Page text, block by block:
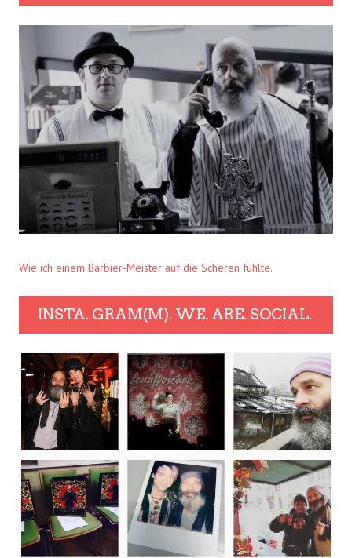
Wie ich einem Barbier-Meister auf die Scheren fühlte.
INSTA. GRAM(M). WE. ARE. SOCIAL.